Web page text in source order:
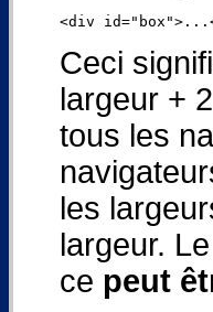
Ceci
largeur +
tous les
les
largeur. Le
ce peut